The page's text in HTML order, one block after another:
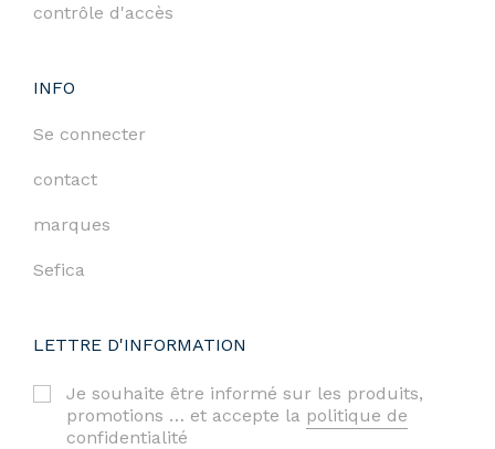
contrôle d'accès
INFO
Se connecter
contact
marques
Sefica
LETTRE D'INFORMATION
Je souhaite être informé sur les produits,
promotions … et accepte la politique de
confidentialité